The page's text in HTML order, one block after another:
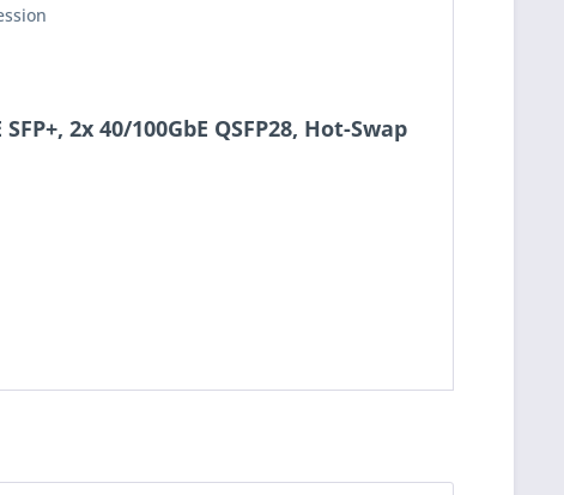
2x 40/100GbE QSFP28, Hot-Swap